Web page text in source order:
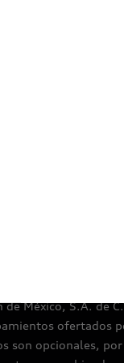
reservados.
México.
de México, S.A. de
ofertados
son opcionales,